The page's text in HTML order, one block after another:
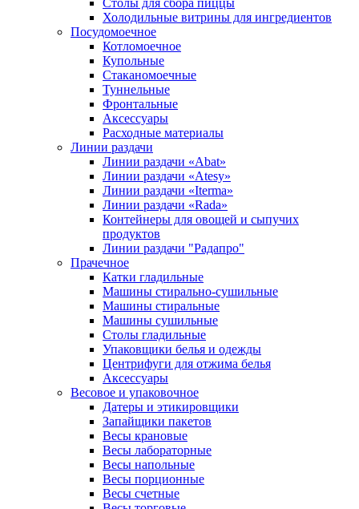
Столы для сбора пиццы
Холодильные витрины для ингредиентов
Посудомоечное
Котломоечное
Купольные
Стаканомоечные
Туннельные
Фронтальные
Аксессуары
Расходные материалы
Линии раздачи
Линии раздачи «Abat»
Линии раздачи «Atesy»
Линии раздачи «Iterma»
Линии раздачи «Rada»
Контейнеры для овощей и сыпучих
продуктов
Линии раздачи "Радапро"
Прачечное
Катки гладильные
Машины стирально-сушильные
Машины стиральные
Машины сушильные
Столы гладильные
Упаковщики белья и одежды
Центрифуги для отжима белья
Аксессуары
Весовое и упаковочное
Датеры и этикировщики
Запайщики пакетов
Весы крановые
Весы лабораторные
Весы напольные
Весы порционные
Весы счетные